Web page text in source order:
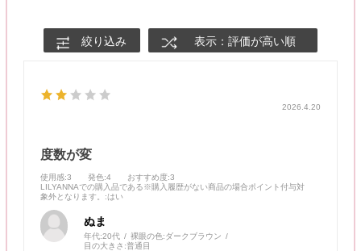
絞り込み 表示：評価が高い順
2026.4.20
度数が変
使用感:3 発色:4 おすすめ度:3
LILYANNAでの購入品である※購入履歴がない商品の場合ポイント付与対
象外となります。
:はい
ぬま
年代:20代 裸眼の色:ダークブラウン
目の大きさ:普通目